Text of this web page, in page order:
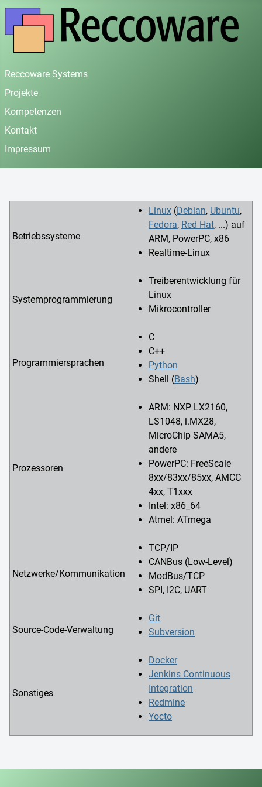
Reccoware Systems
Projekte
Kompetenzen
Kontakt
Impressum
Betriebssysteme
Linux (Debian, Ubuntu,
Fedora, Red Hat, ...) auf
ARM, PowerPC, x86
Realtime-Linux
Systemprogrammierung
Treiberentwicklung für
Linux
Mikrocontroller
Programmiersprachen
C
C++
Python
Shell (Bash)
Prozessoren
ARM: NXP LX2160,
LS1048, i.MX28,
MicroChip SAMA5,
andere
PowerPC: FreeScale
8xx/83xx/85xx, AMCC
4xx, T1xxx
Intel: x86_64
Atmel: ATmega
Netzwerke/Kommunikation
TCP/IP
CANBus (Low-Level)
ModBus/TCP
SPI, I2C, UART
Source-Code-Verwaltung
Git
Subversion
Sonstiges
Docker
Jenkins Continuous
Integration
Redmine
Yocto